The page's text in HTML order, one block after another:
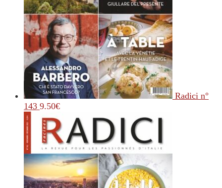
Radici n°
143 9.50€